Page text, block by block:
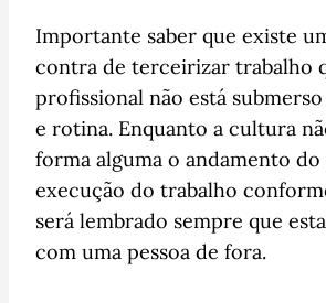
Importante saber que existe
contra de terceirizar trabalho
profissional não está
e rotina. Enquanto a cultura
forma alguma o andamento
execução do trabalho
será lembrado sempre que
com uma pessoa de fora.